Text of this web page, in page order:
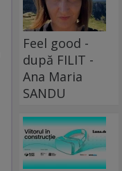
Feel good -
după FILIT -
Ana Maria
SANDU